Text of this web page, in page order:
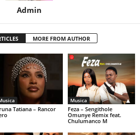
Admin
MORE FROM AUTHOR
Tatiana – Rancor
Musica
Feza – Sengithole
Omunye Remix feat.
Chulumanco M